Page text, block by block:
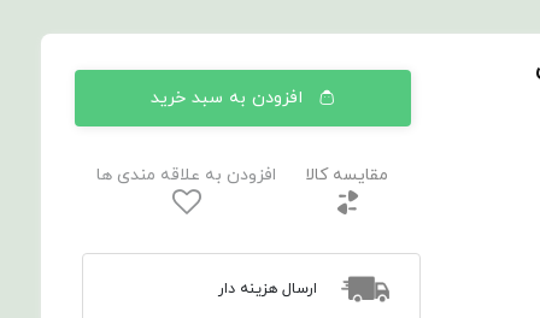
افزودن به سبد خرید
مقایسه کالا افزودن به علاقه مندی ها
ارسال هزینه دار